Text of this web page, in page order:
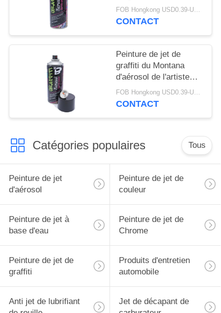
revêtement
FOB Hongkong USD0.39-USD0.59 per piece MOQ:12000pcs/1000ctns
CONTACT
Peinture de jet de
graffiti du Montana
d'aérosol de l'artiste
DIY 400ml
FOB Hongkong USD0.39-USD0.59 per piece MOQ:12000pcs/1000ctns
CONTACT
Catégories populaires Tous
Peinture de jet
d'aérosol
Peinture de jet de
couleur
Peinture de jet à
base d'eau
Peinture de jet de
Chrome
Peinture de jet de
graffiti
Produits d'entretien
automobile
Anti jet de lubrifiant
Jet de décapant de